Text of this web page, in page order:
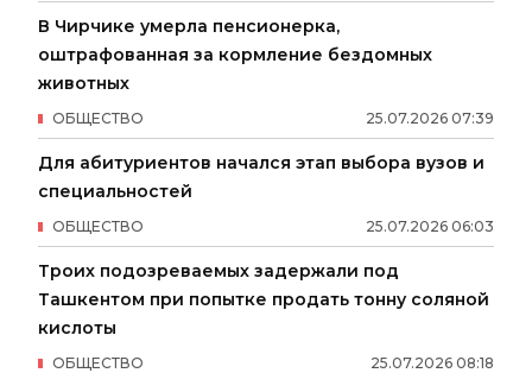
В Чирчике умерла пенсионерка,
оштрафованная за кормление бездомных
животных
25.07.2026 07:39
ОБЩЕСТВО
Для абитуриентов начался этап выбора вузов и
специальностей
25.07.2026 06:03
ОБЩЕСТВО
Троих подозреваемых задержали под
Ташкентом при попытке продать тонну соляной
кислоты
25.07.2026 08:18
ОБЩЕСТВО